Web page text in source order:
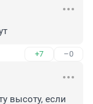
+7 –0
высоту, если